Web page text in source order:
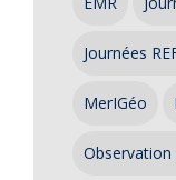
Journées
MerIGéo